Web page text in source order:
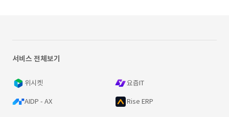
서비스 전체보기
위시켓 요즘IT
AIDP - AX Rise ERP